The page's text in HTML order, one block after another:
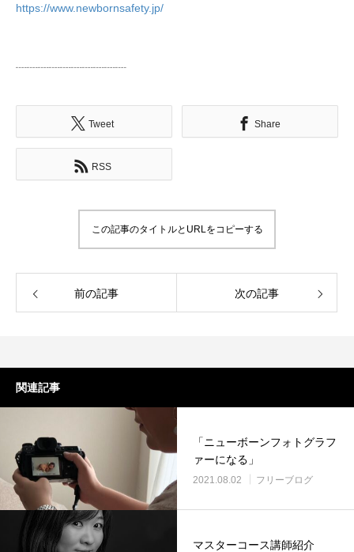
https://www.newbornsafety.jp/
┈┈┈┈┈┈┈┈┈┈
Tweet Share
RSS
この記事のタイトルとURLをコピーする
前の記事 次の記事
関連記事
「ニューボーンフォトグラフ
ァーになる」
2021.08.02 フリーブログ
マスターコース講師紹介